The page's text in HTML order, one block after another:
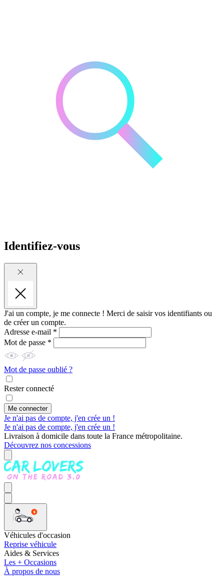
Identifiez-vous
J'ai un compte, je me connecte ! Merci de saisir vos identifiants ou
de créer un compte.
Adresse e-mail *
Mot de passe *
Mot de passe oublié ?
Rester connecté
Me connecter
Je n'ai pas de compte, j'en crée un !
Je n'ai pas de compte, j'en crée un !
Livraison à domicile dans toute la France métropolitaine.
Découvrez nos concessions
Véhicules d'occasion
Reprise véhicule
Aides & Services
Les + Occasions
À propos de nous